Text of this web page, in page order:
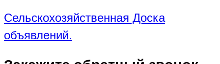
Сельскохозяйственная Доска
объявлений.